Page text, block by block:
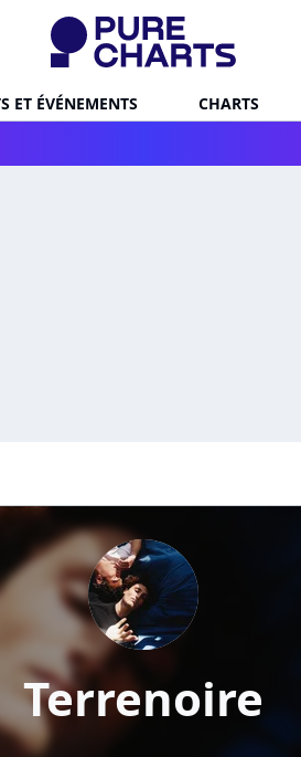
ET ÉVÉNEMENTS CHARTS
Terrenoire